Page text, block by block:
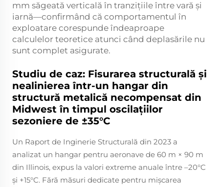
mm săgeată verticală în tranzițiile între vară și
iarnă—confirmând că comportamentul în
exploatare corespunde îndeaproape
calculelor teoretice atunci când deplasările nu
sunt complet asigurate.
Studiu de caz: Fisurarea structurală și
nealinierea într-un hangar din
structură metalică necompensat din
Midwest în timpul oscilațiilor
sezoniere de ±35°C
Un Raport de Inginerie Structurală din 2023 a
analizat un hangar pentru aeronave de 60 m × 90 m
din Illinois, expus la valori extreme anuale între –20°C
și +15°C. Fără măsuri dedicate pentru mișcarea